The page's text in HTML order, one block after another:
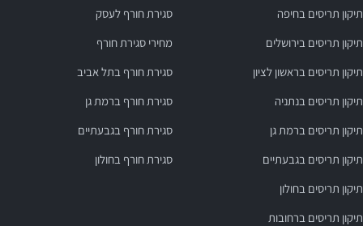
תיקון תריסים בחיפה
תיקון תריסים בירושלים
תיקון תריסים בראשון לציון
תיקון תריסים בנתניה
תיקון תריסים ברמת גן
תיקון תריסים בגבעתיים
תיקון תריסים בחולון
תיקון תריסים ברחובות
סגירת חורף לעסק
מחירי סגירת חורף
סגירת חורף בתל אביב
סגירת חורף ברמת גן
סגירת חורף בגבעתיים
סגירת חורף בחולון